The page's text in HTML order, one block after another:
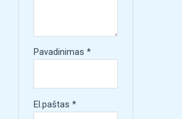
Pavadinimas*
El.paštas*